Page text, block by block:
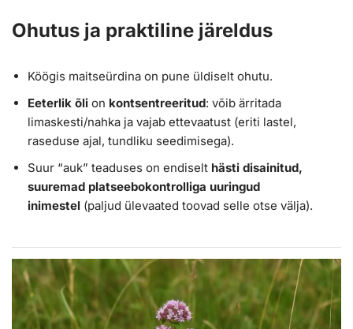
Ohutus ja praktiline järeldus
Köögis maitseürdina on pune üldiselt ohutu.
Eeterlik õli on kontsentreeritud: võib ärritada
limaskesti/nahka ja vajab ettevaatust (eriti lastel,
raseduse ajal, tundliku seedimisega).
Suur “auk” teaduses on endiselt hästi disainitud,
suuremad platseebokontrolliga uuringud
inimestel (paljud ülevaated toovad selle otse välja).